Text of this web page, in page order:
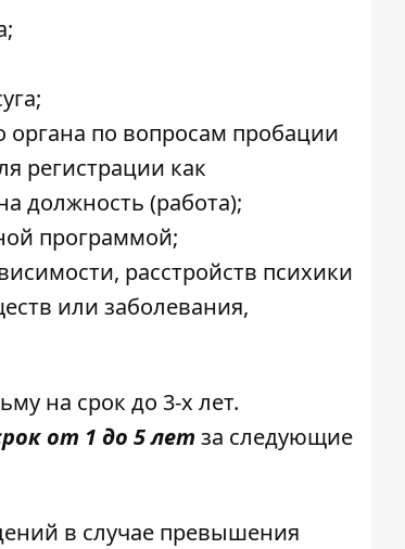
по вопросам пробации
регистрации как
должность (работа);
программой;
расстройств психики
или заболевания,
на срок до 3-х лет.
от 1 до 5 лет за следующие
в случае превышения